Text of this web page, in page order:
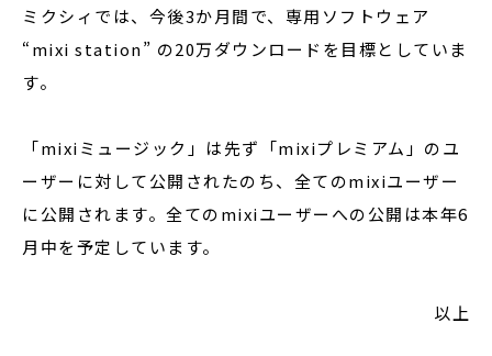
ミクシィでは、今後3か月間で、専用ソフトウェア
“mixi station” の20万ダウンロードを目標としていま
す。
「mixiミュージック」は先ず「mixiプレミアム」のユ
ーザーに対して公開されたのち、全てのmixiユーザー
に公開されます。全てのmixiユーザーへの公開は本年6
月中を予定しています。
以上